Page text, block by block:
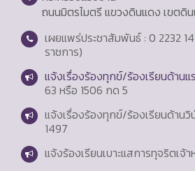
ถนนมิตรไมตรี แขวงดินแดง เขตดิ
เผยแพร่ประชาสัมพันธ์ : 0 2232
ราชการ)
แจ้งเรื่องร้องทุกข์/ร้องเรียนด้านแ
63 หรือ 1506 กด 5
แจ้งเรื่องร้องทุกข์/ร้องเรียนด้านวิ
1497
แจ้งร้องเรียนเบาะแสการทุจริตเจ้